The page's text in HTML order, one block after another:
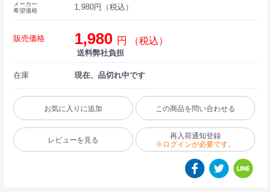
メーカー
希望価格
1,980円（税込）
販売価格 1,980 円 （税込）
送料弊社負担
在庫 現在、品切れ中です
お気に入りに追加 この商品を問い合わせる
レビューを見る
再入荷通知登録
※ログインが必要です。